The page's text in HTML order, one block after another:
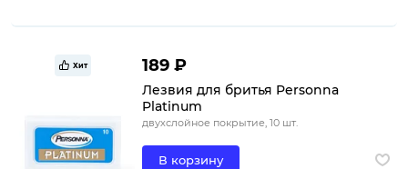
Хит 189 ₽
Лезвия для бритья Personna
Platinum
двухслойное покрытие, 10 шт.
В корзину